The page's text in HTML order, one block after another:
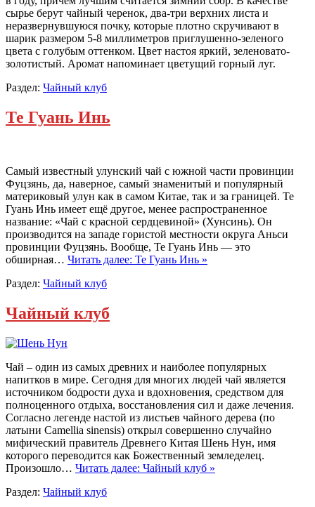
сырье берут чайный черенок, два-три верхних листа и
неразвернувшуюся почку, которые плотно скручивают в
шарик размером 5-8 миллиметров приглушенно-зеленого
цвета с голубым оттенком. Цвет настоя яркий, зеленовато-
золотистый. Аромат напоминает цветущий горный луг.
Раздел: Чайный клуб
Те Гуань Инь
Cамый известный улунский чай с южной части провинции
Фуцзянь, да, наверное, самый знаменитый и популярный
материковый улун как в самом Китае, так и за границей. Те
Гуань Инь имеет ещё другое, менее распространенное
название: «Чай с красной сердцевиной» (Хунсинь). Он
производится на западе гористой местности округа Аньси
провинции Фуцзянь. Вообще, Те Гуань Инь — это
обширная… Читать далее: Те Гуань Инь »
Раздел: Чайный клуб
Чайный клуб
Чай – один из самых древних и наиболее популярных
напитков в мире. Сегодня для многих людей чай является
источником бодрости духа и вдохновения, средством для
полноценного отдыха, восстановления сил и даже лечения.
Согласно легенде настой из листьев чайного дерева (по
латыни Camellia sinensis) открыл совершенно случайно
мифический правитель Древнего Китая Шень Нун, имя
которого переводится как Божественный земледелец.
Произошло… Читать далее: Чайный клуб »
Раздел: Чайный клуб